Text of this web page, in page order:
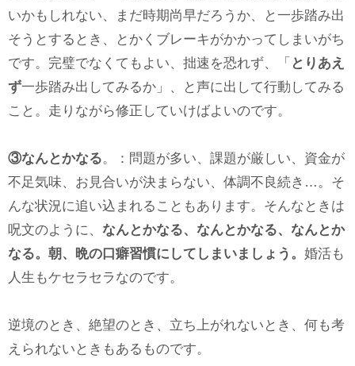
いかもしれない、まだ時期尚早だろうか、と一歩踏み出
そうとするとき、とかくブレーキがかかってしまいがち
です。完璧でなくてもよい、拙速を恐れず、「 とりあえ
ず一歩踏み出してみるか」、と声に出して行動してみる
こと。走りながら修正していけばよいのです。
③なんとかなる。：問題が多い、課題が厳しい、資金が
不足気味、お見合いが決まらない、体調不良続き…。そ
んな状況に追い込まれることもあります。そんなときは
呪文のように、 なんとかなる、なんとかなる、なんとか
なる。朝、晩の口癖習慣にしてしまいましょう。 婚活も
人生もケセラセラなのです。
逆境のとき、絶望のとき、立ち上がれないとき、何も考
えられないときもあるものです。